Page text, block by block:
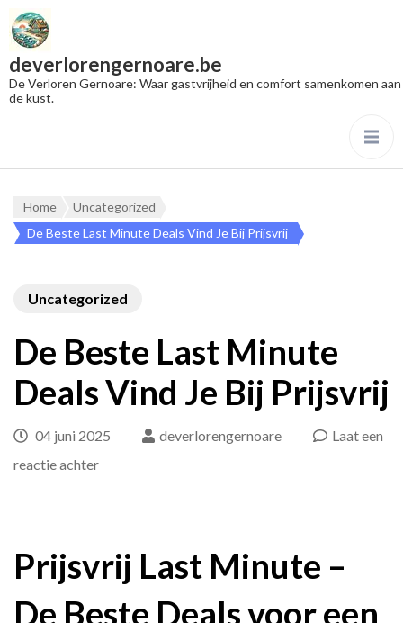
deverlorengernoare.be
De Verloren Gernoare: Waar gastvrijheid en comfort samenkomen aan
de kust.
Home
Uncategorized
De Beste Last Minute Deals Vind Je Bij Prijsvrij
Uncategorized
De Beste Last Minute
Deals Vind Je Bij Prijsvrij
04 juni 2025 deverlorengernoare
Laat een
reactie achterop
Last
Minute
Deals
Prijsvrij Last Minute –
De Beste Deals voor een